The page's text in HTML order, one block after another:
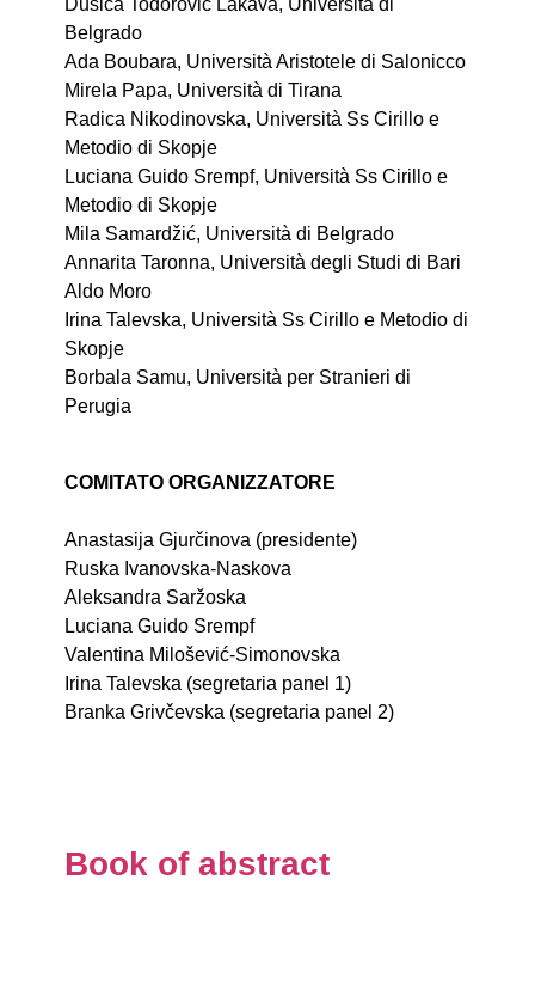
Dušica Todorović Lakava, Università di
Belgrado
Ada Boubara, Università Aristotele di Salonicco
Mirela Papa, Università di Tirana
Radica Nikodinovska, Università Ss Cirillo e
Metodio di Skopje
Luciana Guido Srempf, Università Ss Cirillo e
Metodio di Skopje
Mila Samardžić, Università di Belgrado
Annarita Taronna, Università degli Studi di Bari
Aldo Moro
Irina Talevska, Università Ss Cirillo e Metodio di
Skopje
Borbala Samu, Università per Stranieri di
Perugia
COMITATO ORGANIZZATORE
Anastasija Gjurčinova (presidentе)
Ruska Ivanovska-Naskova
Aleksandra Saržoska
Luciana Guido Srempf
Valentina Milošević-Simonovska
Irina Talevska (segretaria panel 1)
Branka Grivčevska (segretaria panel 2)
Book of abstract